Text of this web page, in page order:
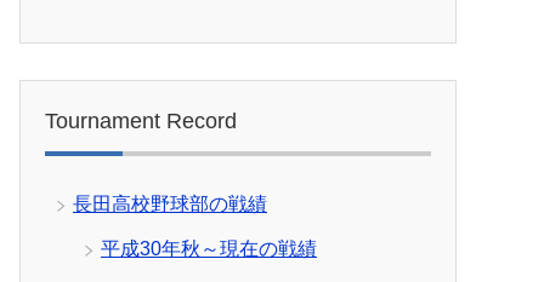
Tournament Record
長田高校野球部の戦績
平成30年秋～現在の戦績